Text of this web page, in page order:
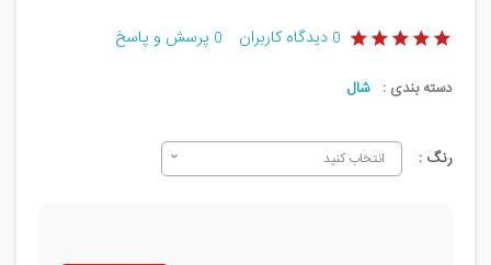
0 دیدگاه کاربران 0 پرسش و پاسخ
دسته بندی : شال
رنگ : انتخاب کنید